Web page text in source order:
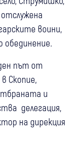
воини,
обединение.
път от
Скопие,
и
делегация,
на дирекция